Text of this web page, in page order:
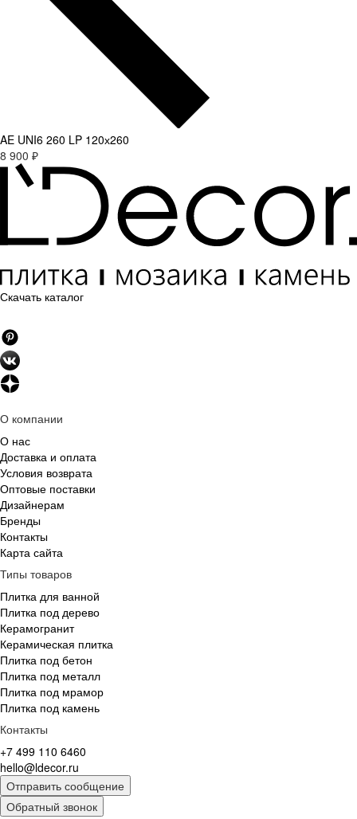
AE UNI6 260 LP 120х260
8 900 ₽
Скачать каталог
О компании
О нас
Доставка и оплата
Условия возврата
Оптовые поставки
Дизайнерам
Бренды
Контакты
Карта сайта
Типы товаров
Плитка для ванной
Плитка под дерево
Керамогранит
Керамическая плитка
Плитка под бетон
Плитка под металл
Плитка под мрамор
Плитка под камень
Контакты
+7 499 110 6460
hello@ldecor.ru
Отправить сообщение
Обратный звонок